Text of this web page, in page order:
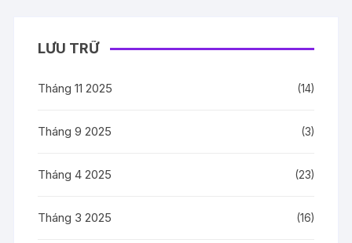
LƯU TRỮ
Tháng 11 2025 (14)
Tháng 9 2025 (3)
Tháng 4 2025 (23)
Tháng 3 2025 (16)